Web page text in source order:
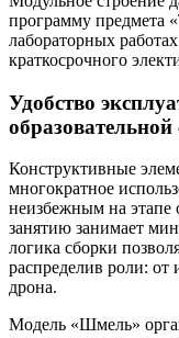
программу предмета
лабораторных
краткосрочного
Удобство
образовательной
Конструктивные
многократное
неизбежным на этапе
занятию занимает
логика сборки
распределив роли: от
дрона.
Модель «Шмель»